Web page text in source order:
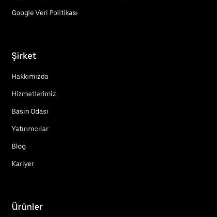
Google Veri Politikası
Şirket
Hakkımızda
Hizmetlerimiz
Basın Odası
Yatırımcılar
Blog
Kariyer
Ürünler